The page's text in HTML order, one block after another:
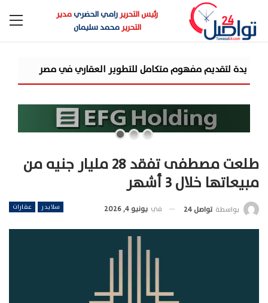
رئيس التحريررامي الحضريمدير
التحريرمحمد سليمان
شركة «AIG» تتعاون مع «CSCEC الصينية» بمشروع «AI Tower» بأعلى المعايير العالمية
طلعت مصطفى تفقد 28 مليار جنيه من
مبيعاتها خلال 3 أشهر
سلايدر عقارات بواسطة تواصل 24 في يونيو 4, 2026